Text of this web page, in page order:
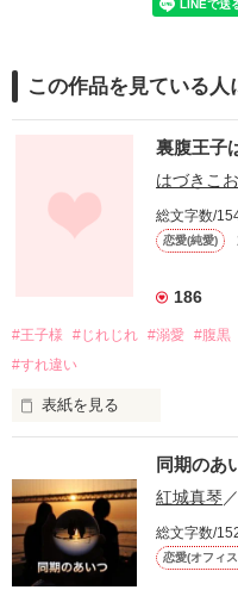
この作品を見ている人
裏腹王子
はづきこ
総文字数/
恋愛(純愛)
186
#王子様 #じれじれ #溺愛 #腹黒
#すれ違い
表紙を見る
口が悪くて、態度も悪くて
でも、見た目は完璧な王子
そんな幼なじみの彼と
12年ぶりに再会したら、
同期のあ
紅城真琴
総文字数/
恋愛(オフィ